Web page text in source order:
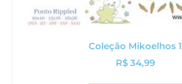
Coleção Mikoelhos 1
R$34,99